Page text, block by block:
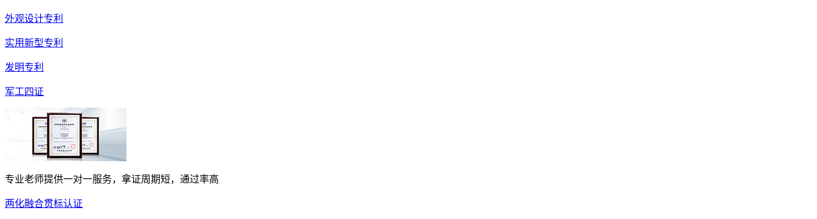
外观设计专利
实用新型专利
发明专利
军工四证
专业老师提供一对一服务，拿证周期短，通过率高
两化融合贯标认证